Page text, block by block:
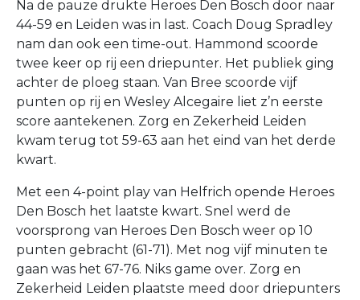
Na de pauze drukte Heroes Den Bosch door naar
44-59 en Leiden was in last. Coach Doug Spradley
nam dan ook een time-out. Hammond scoorde
twee keer op rij een driepunter. Het publiek ging
achter de ploeg staan. Van Bree scoorde vijf
punten op rij en Wesley Alcegaire liet z’n eerste
score aantekenen. Zorg en Zekerheid Leiden
kwam terug tot 59-63 aan het eind van het derde
kwart.
Met een 4-point play van Helfrich opende Heroes
Den Bosch het laatste kwart. Snel werd de
voorsprong van Heroes Den Bosch weer op 10
punten gebracht (61-71). Met nog vijf minuten te
gaan was het 67-76. Niks game over. Zorg en
Zekerheid Leiden plaatste meed door driepunters